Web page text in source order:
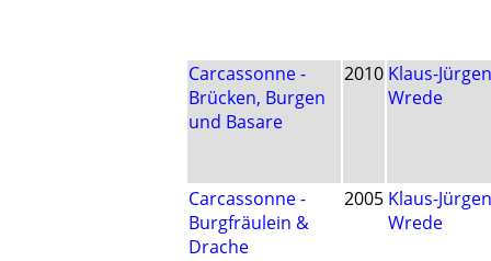
Carcassonne -
Brücken, Burgen
und Basare
2010 Klaus-Jürgen
Wrede
Carcassonne -
Burgfräulein &
Drache
2005 Klaus-Jürgen
Wrede